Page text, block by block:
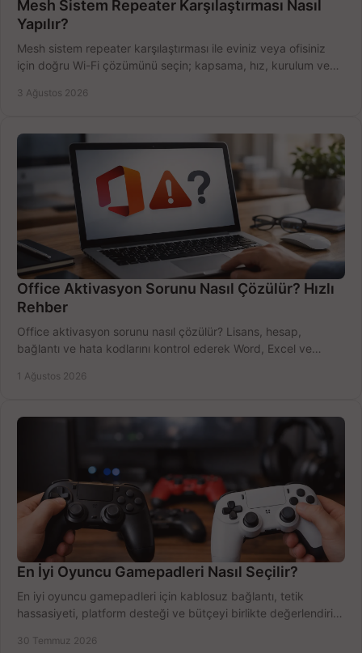
Mesh Sistem Repeater Karşılaştırması Nasıl
Yapılır?
Mesh sistem repeater karşılaştırması ile eviniz veya ofisiniz
için doğru Wi-Fi çözümünü seçin; kapsama, hız, kurulum ve
3 Ağustos 2026
Office Aktivasyon Sorunu Nasıl Çözülür? Hızlı
Rehber
Office aktivasyon sorunu nasıl çözülür? Lisans, hesap,
bağlantı ve hata kodlarını kontrol ederek Word, Excel ve
1 Ağustos 2026
En İyi Oyuncu Gamepadleri Nasıl Seçilir?
En iyi oyuncu gamepadleri için kablosuz bağlantı, tetik
hassasiyeti, platform desteği ve bütçeyi birlikte değerlendirin;
30 Temmuz 2026